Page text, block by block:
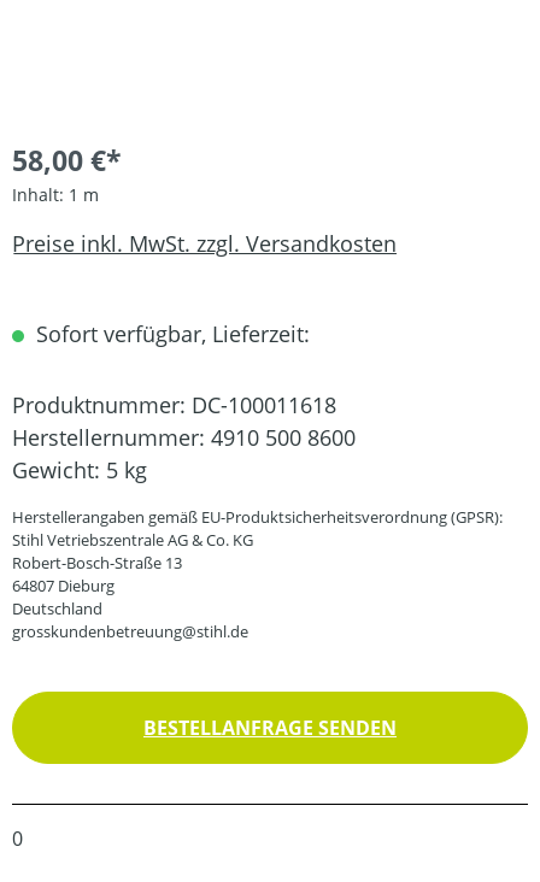
58,00 €*
Inhalt: 1 m
Preise inkl. MwSt. zzgl. Versandkosten
Sofort verfügbar, Lieferzeit:
Produktnummer: DC-100011618
Herstellernummer: 4910 500 8600
Gewicht: 5 kg
Herstellerangaben gemäß EU-Produktsicherheitsverordnung (GPSR):
Stihl Vetriebszentrale AG & Co. KG
Robert-Bosch-Straße 13
64807 Dieburg
Deutschland
grosskundenbetreuung@stihl.de
BESTELLANFRAGE SENDEN
0